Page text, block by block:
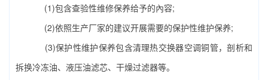
(1)包含查验性维修保养给予的內容;
(2)依照生产厂家的建议开展需要的保护性维护保养;
(3)保护性维护保养包含清理热交换器空调铜管，剖析和
拆换冷冻油、液压油滤芯、干燥过滤器等。